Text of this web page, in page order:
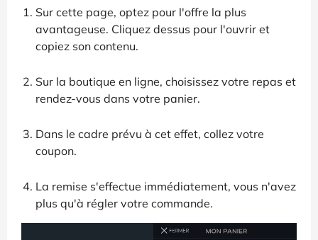
Sur cette page, optez pour l'offre la plus
avantageuse. Cliquez dessus pour l'ouvrir et
copiez son contenu.
Sur la boutique en ligne, choisissez votre repas et
rendez-vous dans votre panier.
Dans le cadre prévu à cet effet, collez votre
coupon.
La remise s'effectue immédiatement, vous n'avez
plus qu'à régler votre commande.